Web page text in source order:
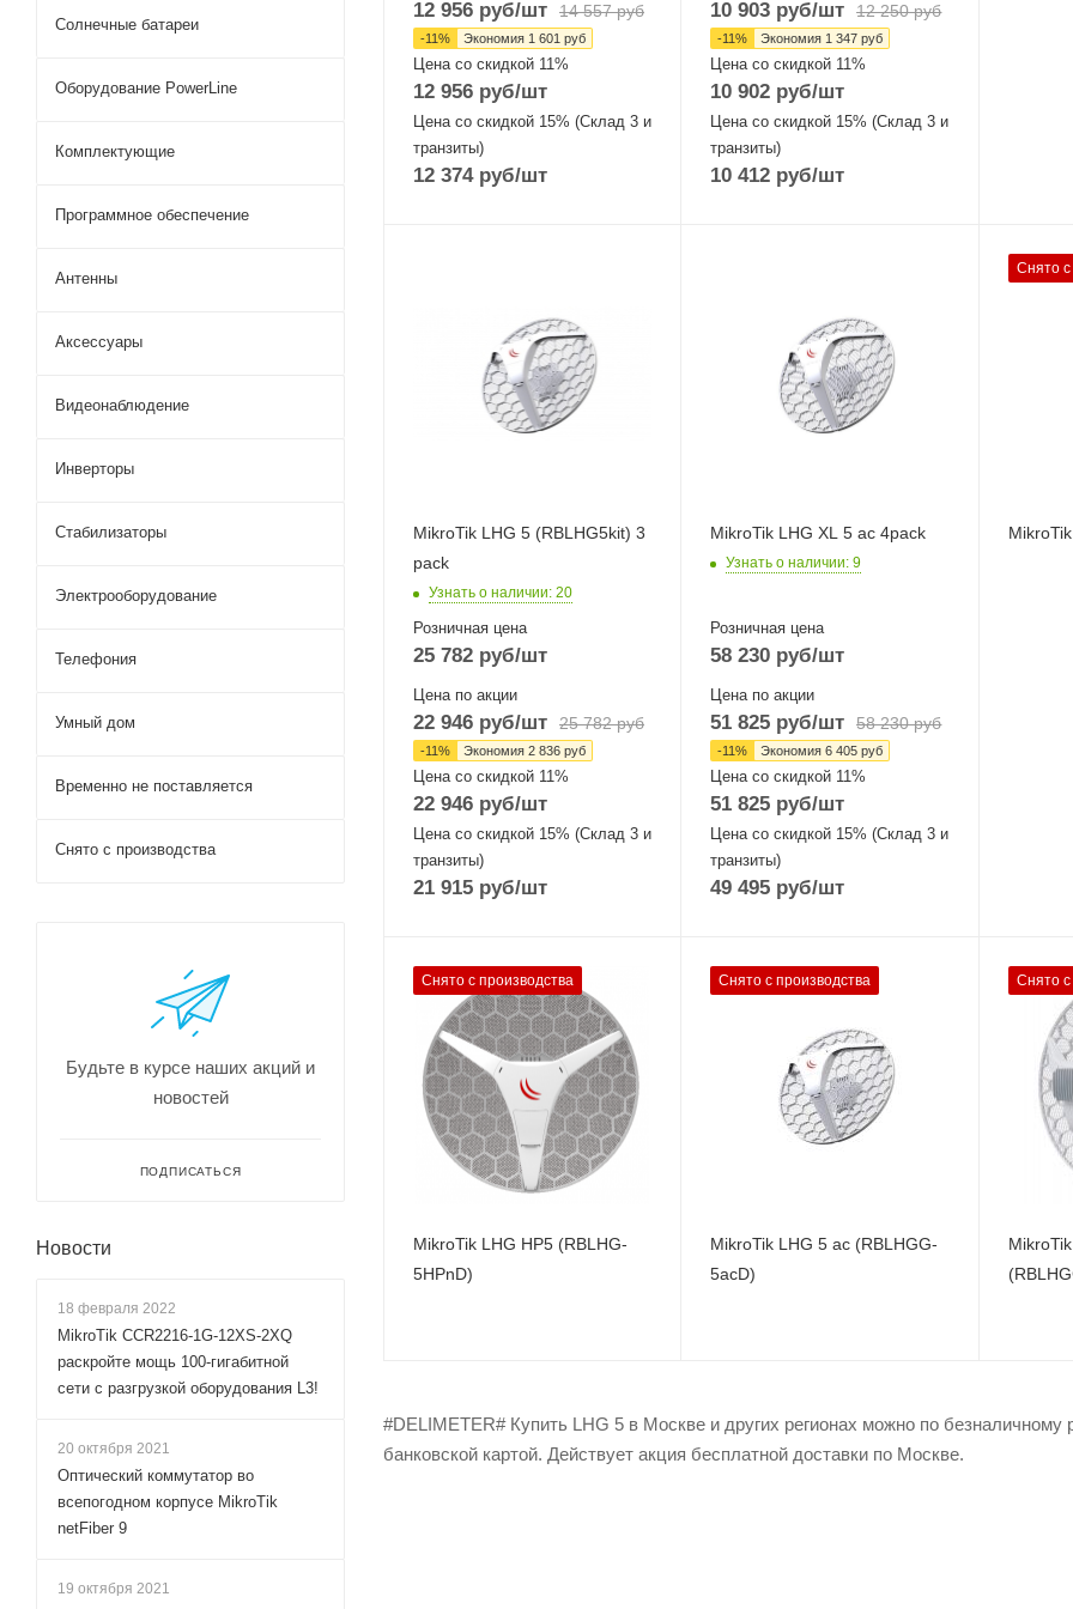
12 956 руб/шт 14 557руб
-11 % Экономия 1 601 руб
Цена со скидкой 11%
12 956 руб/шт
Цена со скидкой 15% (Склад 3 и
транзиты)
12 374руб/шт
10 903 руб/шт 12 250руб
-11% Экономия 1 347 руб
Цена со скидкой 11%
10 902 руб/шт
Цена со скидкой 15% (Склад 3 и
транзиты)
10 412 руб/шт
1x10/100 Mbps
Wi-Fi интерфейсы
5 ГГц 802.11a/n
MikroTik LHG 5 (RBLHG5kit) 3
pack
Узнать о наличии: 20
Розничная цена
25 782 руб/шт
Цена по акции
22 946 руб/шт 25 782руб
-11% Экономия 2 836 руб
Цена со скидкой 11%
22 946 руб/шт
Цена со скидкой 15% (Склад 3 и
транзиты)
21 915 руб/шт
1xGigabit Ethernet
Wi-Fi интерфейсы
5 ГГц 802.11a/n/ac
MikroTik LHG XL 5 ac 4pack
Узнать о наличии: 9
Розничная цена
58 230 руб/шт
Цена по акции
51 825 руб/шт 58 230руб
-11% Экономия6 405 руб
Цена со скидкой 11%
51 825 руб/шт
Цена со скидкой 15% (Склад 3 и
транзиты)
49 495 руб/шт
Снято с
Снято с производства
Проводные,
оптические
интерфейсы
1x10/100 Mbps
Ethernet
Wi-Fi интерфейсы
5 ГГц 802.11a/n
MIMO2x2
MikroTik LHG HP5 (RBLHG-
5HPnD)
Снято с производства
Проводные,
оптические
1xGigabit Ethernet
Wi-Fi интерфейсы
5 ГГц 802.11a/n/ac
MikroTik LHG 5 ac (RBLHGG-
5acD)
Снято с
1хSFP
Wi-Fi
Два: 5
#DELIMETER# Купить LHG 5 в Москве и других регионах можно по
банковской картой. Действует акция бесплатной доставки по Москве.
Солнечные батареи
Оборудование PowerLine
Комплектующие
Программное обеспечение
Антенны
Аксессуары
Видеонаблюдение
Инверторы
Стабилизаторы
Электрооборудование
Телефония
Умный дом
Временно не поставляется
Снято с производства
Будьте в курсе наших акций и
новостей
ПОДПИСАТЬСЯ
Новости
18 февраля 2022
MikroTik CCR2216-1G-12XS-2XQ
раскройте мощь 100-гигабитной
сети с разгрузкой оборудования L3!
20 октября 2021
Оптический коммутатор во
всепогодном корпусе MikroTik
netFiber 9
19 октября 2021